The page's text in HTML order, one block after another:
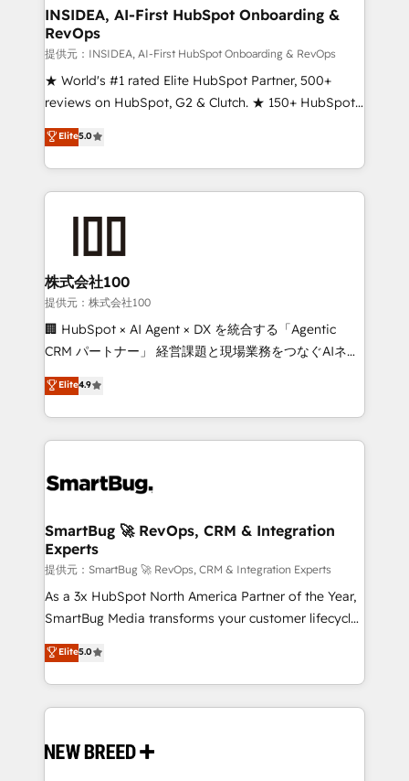
INSIDEA, AI-First HubSpot Onboarding &
RevOps
提供元：INSIDEA, AI-First HubSpot Onboarding & RevOps
★ World's #1 rated Elite HubSpot Partner, 500+
reviews on HubSpot, G2 & Clutch. ★ 150+ HubSpot
Certified Experts & Trainers across the team ★
1,500+ implementations across five continents ★ AI-
First, RevOps-led, Onboarding obsessed ★
Company of the Year 2024/25 INSIDEA helps
and build AI-powered workflows that drive adoption
from week one, in your time zone. What we do ➤
Onboarding: Live in weeks, with workflows built
around your business, not a template. ➤ Migration:
Move from any legacy CRM. Zero downtime, full data
run your revenue process. Sales, marketing, and
service wired together. ➤ AI and Integrations: Layer
tune-ups, feature rollouts, adoption coaching. Buying
HubSpot, switching to it, or reviving a stale portal?
We are built for the work.
Elite5.0
株式会社100
提供元：株式会社100
🏢 HubSpot × AI Agent × DX を統合する「Agentic
CRM パートナー」 経営課題と現場業務をつなぐAIネイ
ティブ・エージェンシーとして、HubSpot Eliteの実装
力で顧客フロント業務を再設計します。 💡 100inc は何
をする会社か？ HubSpotを共通基盤に、AIエージェン
トを組み込んだ顧客フロント業務（マーケティング・営
ィブ・エージェンシーです。事業部・グループ会社・部
を、CRMを軸とした全社共通基盤に再構築します。意
思決定者・PMO・現場担当者に並走します。 1️⃣
HubSpot導入・活用支援 顧客データの一元化から、
GTMの見える化・自動化まで。全Hub統合運用、デー
タ品質設計、グループ横断のCRM統合に対応します。
の一部をAIが自律実行する組織への移行を設計・実装。
Breeze・Claude等をHubSpotと連携させ、役割定義・
革を、構想から実装・定着までPMOとして主導。「設
Elite4.9
SmartBug 🚀 RevOps, CRM & Integration
Experts
提供元：SmartBug 🚀 RevOps, CRM & Integration Experts
As a 3x HubSpot North America Partner of the Year,
SmartBug Media transforms your customer lifecycle
into a revenue engine. Our unified ecosystem
includes specialized divisions Globalia (AI &
Software) and Point Success Media (Paid Media),
making this the official home for all three brands. 🔄
and system integrations powered by Globalia’s
Elite5.0